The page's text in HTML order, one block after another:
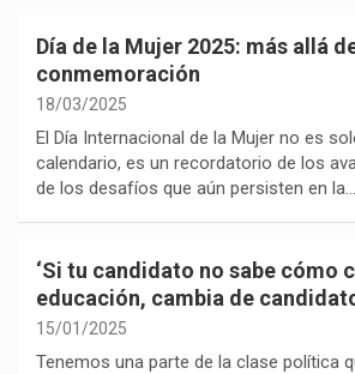
Día de la Mujer 2025: más allá
conmemoración
18/03/2025
El Día Internacional de la Mujer no es
calendario, es un recordatorio de los
de los desafíos que aún persisten en la…
‘Si tu candidato no sabe cómo
educación, cambia de
15/01/2025
Tenemos una parte de la clase política